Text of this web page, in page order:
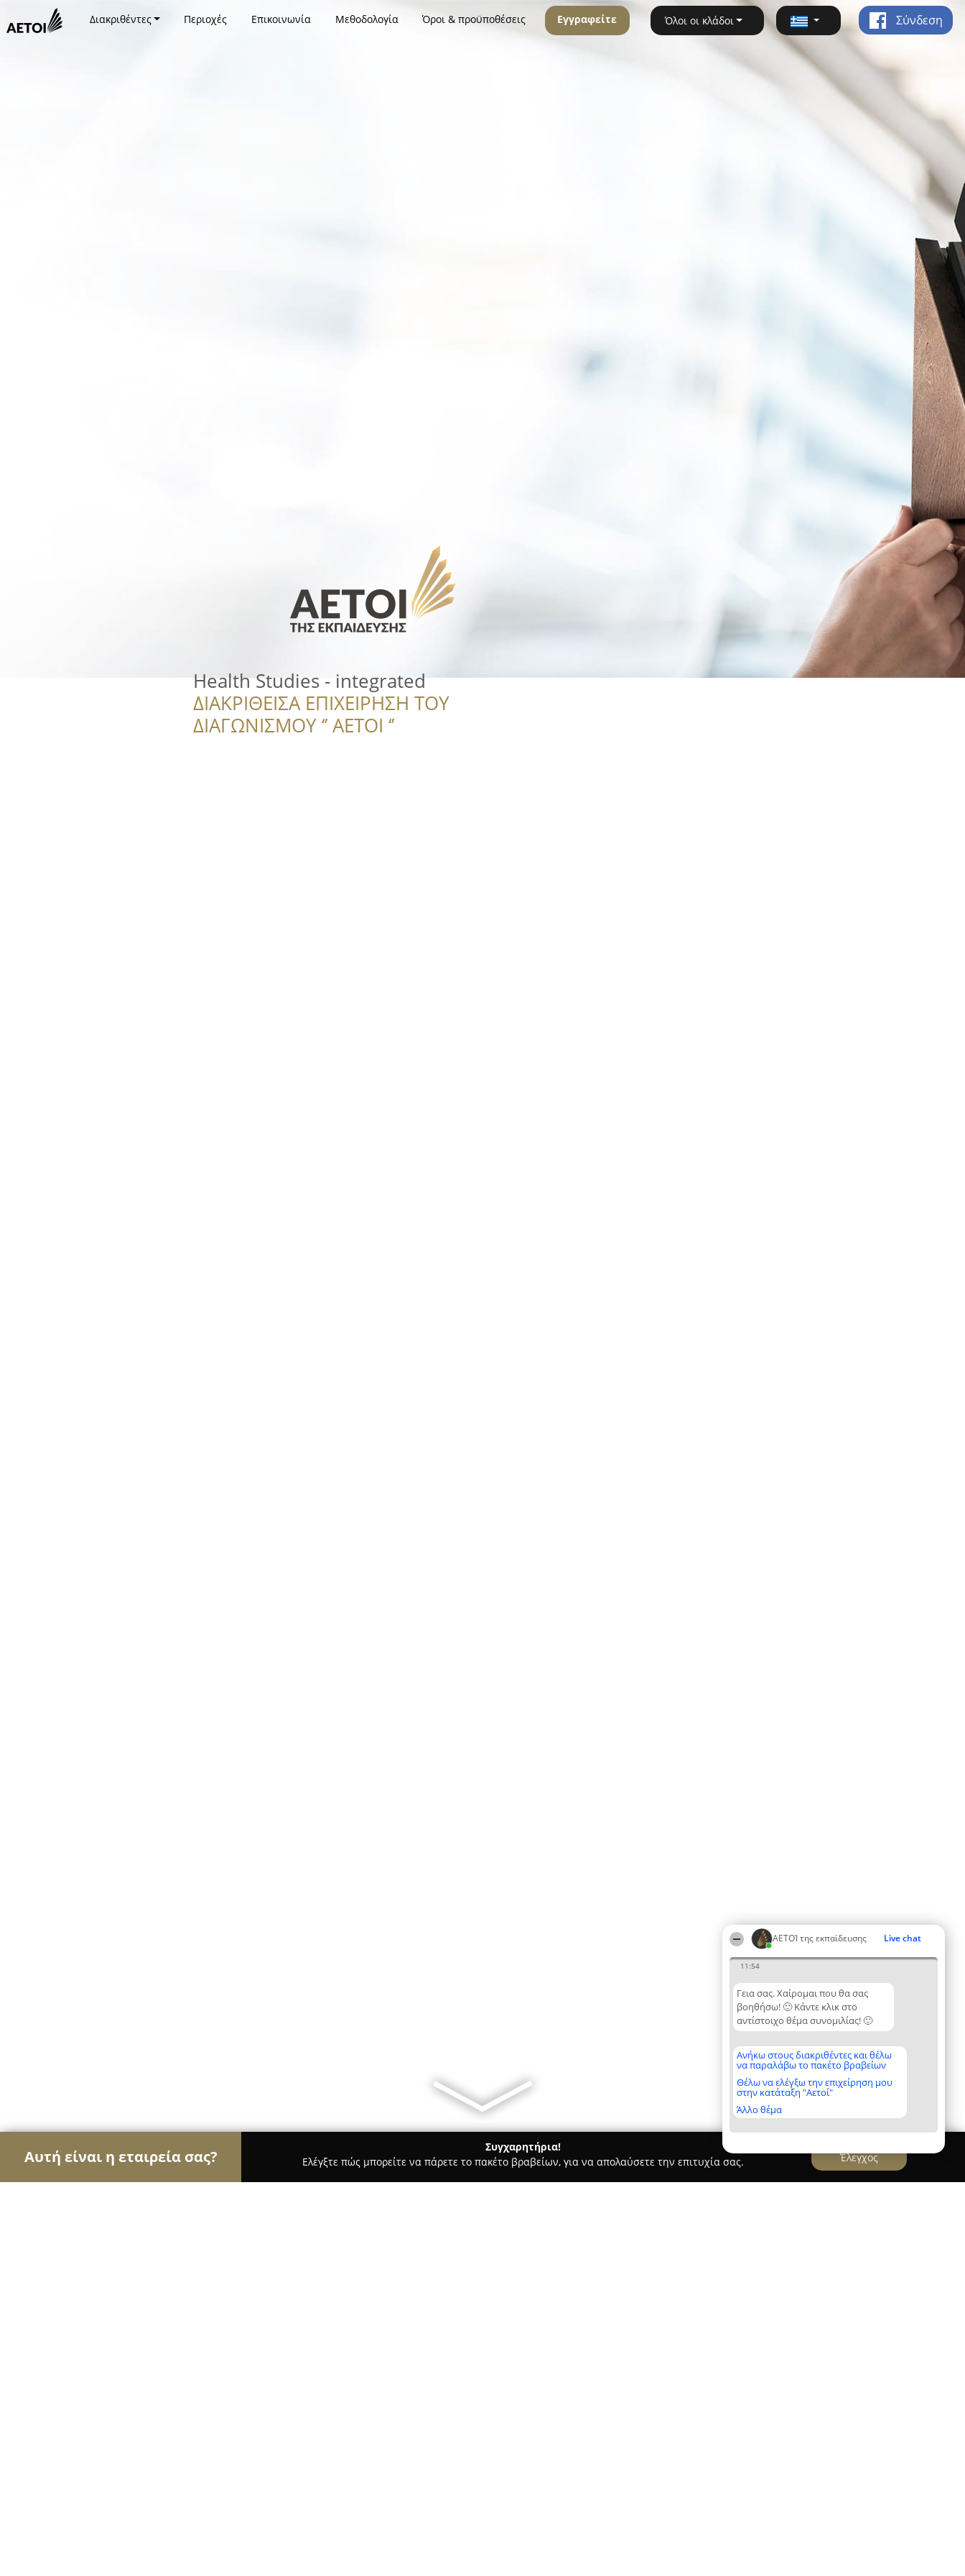
ΑΕΤΟΊ της εκπαίδευσης Live chat
11:54
Γεια σας. Χαίρομαι που θα σας
βοηθήσω! 🙂 Κάντε κλικ στο
αντίστοιχο θέμα συνομιλίας! 🙂
Ανήκω στους διακριθέντες και θέλω
να παραλάβω το πακέτο βραβείων
Θέλω να ελέγξω την επιχείρηση μου
στην κατάταξη "Αετοί"
Άλλο θέμα
Διακριθέντες Περιοχές Επικοινωνία Μεθοδολογία Όροι & προϋποθέσεις Εγγραφείτε Όλοι οι κλάδοι Σύνδεση
Health Studies - integrated
ΔΙΑΚΡΙΘΕΙΣΑ ΕΠΙΧΕΙΡΗΣΗ ΤΟΥ
ΔΙΑΓΩΝΙΣΜΟΥ ‘’ ΑΕΤΟΙ ‘’
Αυτή είναι η εταιρεία σας?
Συγχαρητήρια!
Ελέγξτε πώς μπορείτε να πάρετε το πακέτο βραβείων, για να απολαύσετε την επιτυχία σας.
Έλεγχος